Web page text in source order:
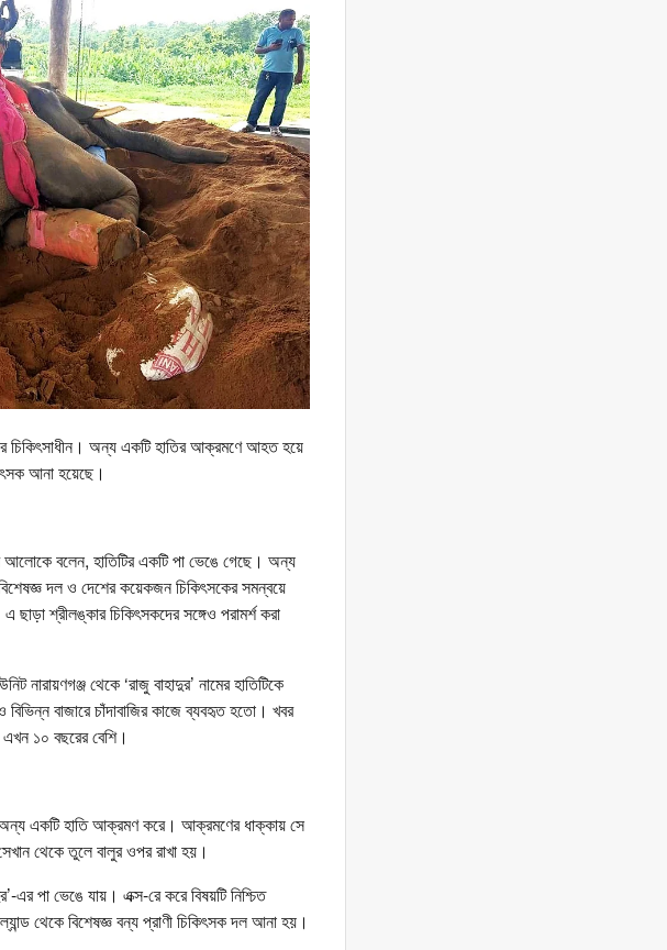
ধরে চিকিৎসাধীন। অন্য একটি হাতির আক্রমণে আহত হয়ে
আনা হয়েছে।
আলোকে বলেন, হাতিটির একটি পা ভেঙে গেছে। অন্য
দল ও দেশের কয়েকজন চিকিৎসকের সমন্বয়ে
এ ছাড়া শ্রীলঙ্কার চিকিৎসকদের সঙ্গেও পরামর্শ করা
থেকে ‘রাজু বাহাদুর’ নামের হাতিটিকে
বাজারে চাঁদাবাজির কাজে ব্যবহৃত হতো। খবর
এখন ১০ বছরের বেশি।
অন্য একটি হাতি আক্রমণ করে। আক্রমণের ধাক্কায় সে
থেকে তুলে বালুর ওপর রাখা হয়।
এর পা ভেঙে যায়। এক্স-রে করে বিষয়টি নিশ্চিত
থেকে বিশেষজ্ঞ বন্য প্রাণী চিকিৎসক দল আনা হয়।